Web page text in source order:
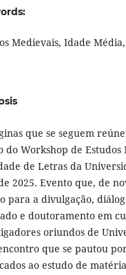
Medievais, Idade
que se seguem
do Workshop de
de Letras da
2025. Evento que, de
para a divulgação,
e doutoramento em
oriundos de
que se pautou
ao estudo de